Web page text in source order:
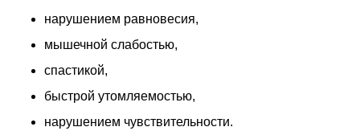
нарушением равновесия,
мышечной слабостью,
спастикой,
быстрой утомляемостью,
нарушением чувствительности.